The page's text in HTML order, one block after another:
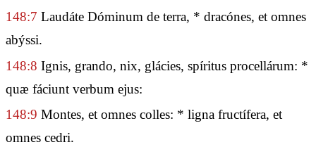
148:7 Laudáte Dóminum de terra, * dracónes, et omnes
abýssi.
148:8 Ignis, grando, nix, glácies, spíritus procellárum: *
quæ fáciunt verbum ejus:
148:9 Montes, et omnes colles: * ligna fructífera, et
omnes cedri.